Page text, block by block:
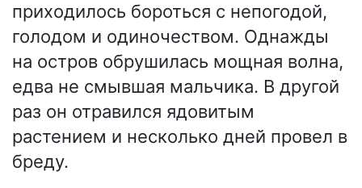
приходилось бороться с непогодой,
голодом и одиночеством. Однажды
на остров обрушилась мощная волна,
едва не смывшая мальчика. В другой
раз он отравился ядовитым
растением и несколько дней провел в
бреду.